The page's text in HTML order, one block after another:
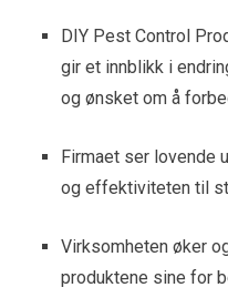
DIY Pest Control
gir et innblikk i
og ønsket om å
Firmaet ser lovende
og effektiviteten til
Virksomheten øker
produktene sine for